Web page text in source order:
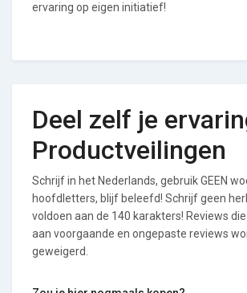
ervaring op eigen initiatief!
Deel zelf je
Productveilingen
Schrijf in het Nederlands, gebruik GEEN
hoofdletters, blijf beleefd! Schrijf geen
voldoen aan de 140 karakters! Reviews
aan voorgaande en ongepaste reviews
geweigerd.